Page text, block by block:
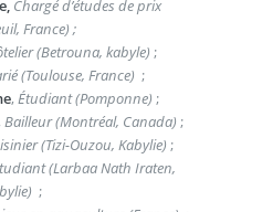
Chargé d’études de prix
France) ;
(Betrouna, kabyle) ;
(Toulouse, France) ;
, Étudiant (Pomponne) ;
Bailleur (Montréal, Canada) ;
(Tizi-Ouzou, Kabylie) ;
(Larbaa Nath Iraten,
;